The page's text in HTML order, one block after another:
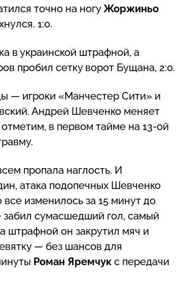
точно на ногу Жоржиньо
1:0.
в украинской штрафной, а
пробил сетку ворот Бущана, 2:0.
— игроки «Манчестер Сити» и
Андрей Шевченко меняет
в первом тайме на 13-ой
пропала наглость. И
атака подопечных Шевченко
изменилось за 15 минут до
забил сумасшедший гол, самый
штрафной он закрутил мяч и
— без шансов для
Роман Яремчук с передачи